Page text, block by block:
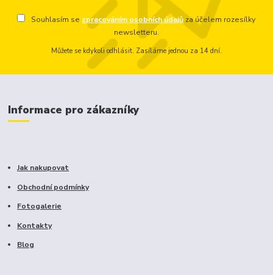
Souhlasím se zpracováním osobních údajů za účelem rozesílky
newsletteru.
Můžete se kdykoli odhlásit. Zasíláme jednou za 14 dní.
Informace pro zákazníky
Jak nakupovat
Obchodní podmínky
Fotogalerie
Kontakty
Blog